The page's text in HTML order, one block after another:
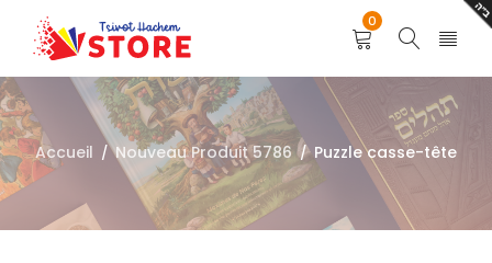
0
Accueil / Nouveau Produit 5786 / Puzzle casse-tête